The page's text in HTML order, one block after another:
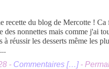
recette du blog de Mercotte ! Ca
des nonnettes mais comme j'ai
à réussir les desserts même les
- Commentaires […]-